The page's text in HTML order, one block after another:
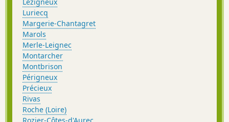
Lézigneux
Luriecq
Margerie-Chantagret
Marols
Merle-Leignec
Montarcher
Montbrison
Périgneux
Précieux
Rivas
Roche (Loire)